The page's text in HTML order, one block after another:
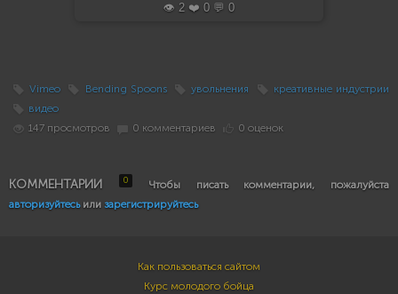
👁️ 2 ❤️ 0 💬 0
Vimeo Bending Spoons увольнения
креативные индустрии
видео
147 просмотров
0 комментариев 0 оценок
КОММЕНТАРИИ 0
Чтобы писать комментарии, пожалуйста
авторизуйтесьили зарегистрируйтесь
Как пользоваться сайтом
Курс молодого бойца